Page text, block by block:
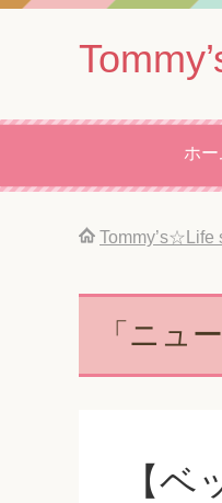
ホー
Tommy’s☆Life
「ニュ
【